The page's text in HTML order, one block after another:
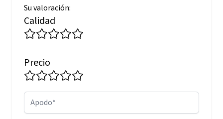
Su valoración:
Calidad
Precio
Apodo